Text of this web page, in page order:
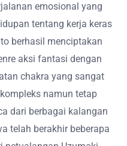
emosional yang
tentang kerja keras
berhasil menciptakan
aksi fantasi dengan
chakra yang sangat
namun tetap
dari berbagai kalangan
telah berakhir beberapa